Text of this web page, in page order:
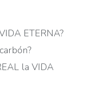
ETERNA?
la VIDA